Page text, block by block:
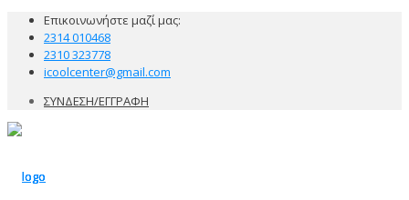
Επικοινωνήστε μαζί μας:
2314 010468
2310 323778
icoolcenter@gmail.com
ΣΥΝΔΕΣΗ/ΕΓΓΡΑΦΗ